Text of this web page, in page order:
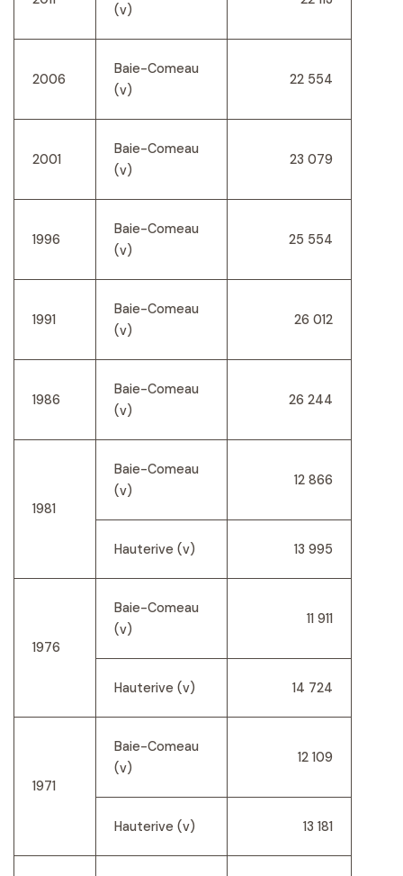
(v)
2006
Baie-Comeau
(v)
22 554
2001
Baie-Comeau
(v)
23 079
1996
Baie-Comeau
(v)
25 554
1991
Baie-Comeau
(v)
26 012
1986
Baie-Comeau
(v)
26 244
1981
Baie-Comeau
(v)
12 866
Hauterive (v) 13 995
1976
Baie-Comeau
(v)
11 911
Hauterive (v) 14 724
1971
Baie-Comeau
(v)
12 109
Hauterive (v) 13 181